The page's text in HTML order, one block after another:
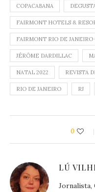
COPACABANA
FAIRMONT HOTELS &
FAIRMONT RIO DE JANEIRO
JÉRÔME DARDILLAC
NATAL 2022 REVISTA
RIO DE JANEIRO RJ
0
LÚ
Jornalista,